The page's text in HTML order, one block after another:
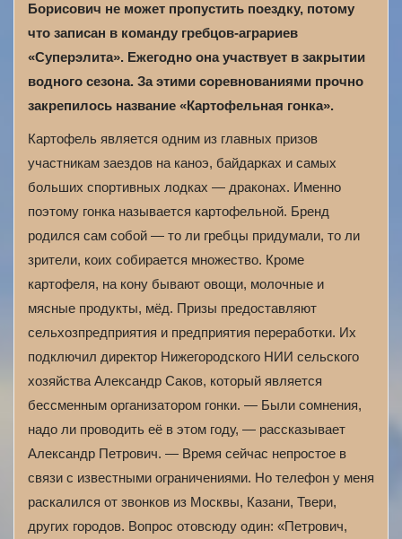
Борисович не может пропустить поездку, потому
что записан в команду гребцов-аграриев
«Суперэлита». Ежегодно она участвует в закрытии
водного сезона. За этими соревнованиями прочно
закрепилось название «Картофельная гонка».
Картофель является одним из главных призов
участникам заездов на каноэ, байдарках и самых
больших спортивных лодках — драконах. Именно
поэтому гонка называется картофельной. Бренд
родился сам собой — то ли гребцы придумали, то ли
зрители, коих собирается множество. Кроме
картофеля, на кону бывают овощи, молочные и
мясные продукты, мёд. Призы предоставляют
сельхозпредприятия и предприятия переработки. Их
подключил директор Нижегородского НИИ сельского
хозяйства Александр Саков, который является
бессменным организатором гонки. — Были сомнения,
надо ли проводить её в этом году, — рассказывает
Александр Петрович. — Время сейчас непростое в
связи с известными ограничениями. Но телефон у меня
раскалился от звонков из Москвы, Казани, Твери,
других городов. Вопрос отовсюду один: «Петрович,